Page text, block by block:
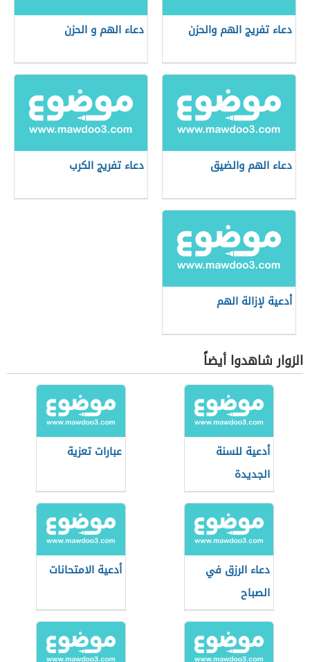
دعاء تفريج الهم والحزن دعاء الهم و الحزن
دعاء الهم والضيق دعاء تفريج الكرب
أدعية لإزالة الهم
الزوار شاهدوا أيضاً
أدعية للسنة
الجديدة
عبارات تعزية
دعاء الرزق في
الصباح
أدعية الامتحانات